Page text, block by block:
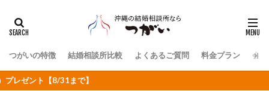
つがいの特徴 結婚相談所比較 よくあるご質問 料金プラン 会
8/31まで】